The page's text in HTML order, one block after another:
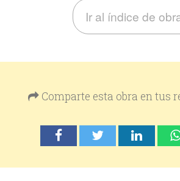
Ir al índice de
Comparte esta obra en tus